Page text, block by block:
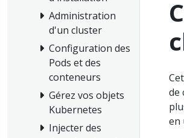
Administration
d'un cluster
Configuration des
Pods et des
conteneurs
Gérez vos objets
Kubernetes
Injecter des
de
en